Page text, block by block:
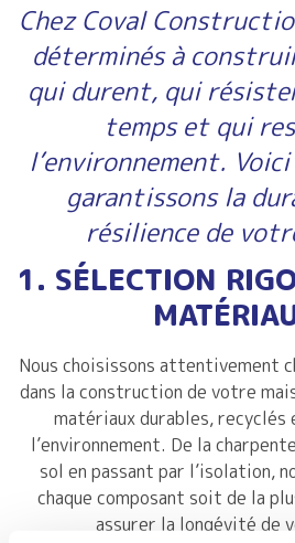
Chez Coval
déterminés à
qui durent, qui
temps et qui
l’environnement.
garantissons la
résilience de
1. SÉLECTION
Nous choisissons attentivement
dans la construction de votre
matériaux durables, recyclés
l’environnement. De la
sol en passant par l’isolation,
chaque composant soit de la
assurer la longévité de